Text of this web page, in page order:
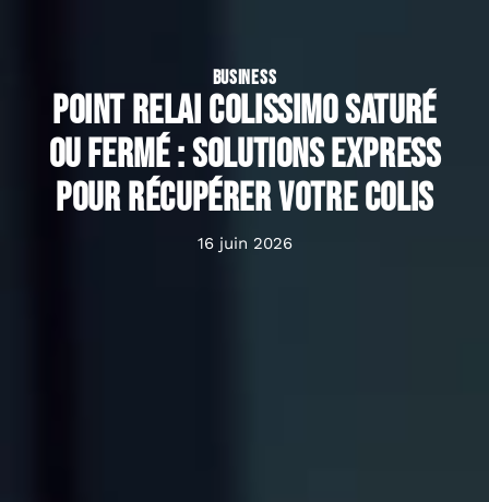
BUSINESS
Point relai Colissimo saturé
ou fermé : solutions express
pour récupérer votre colis
16 juin 2026